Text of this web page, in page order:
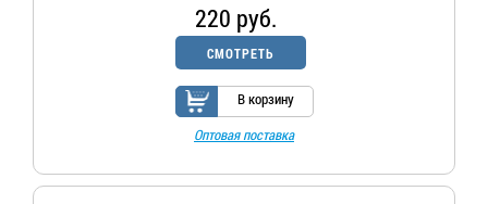
220 руб.
СМОТРЕТЬ
В корзину
Оптовая поставка